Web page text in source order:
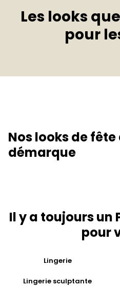
Les looks
pour
Nos looks de
démarque
Il y a toujours
pour
Lingerie
Lingerie sculptante